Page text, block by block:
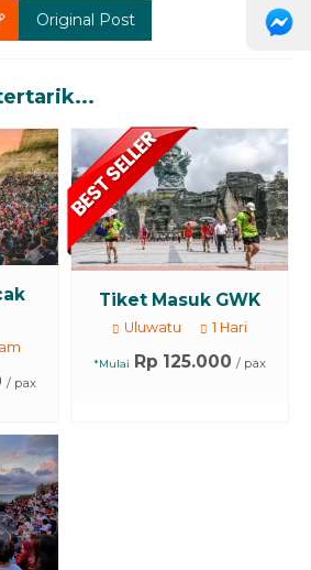
Original Post
/ pax
Tiket Masuk GWK
Uluwatu 1 Hari
*Mulai Rp 125.000 / pax